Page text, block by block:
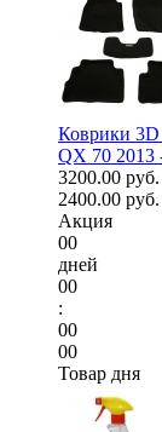
Коврики 3D
QX 70 2013
3200.00 руб.
2400.00 руб.
Акция
00
дней
00
:
00
00
Товар дня